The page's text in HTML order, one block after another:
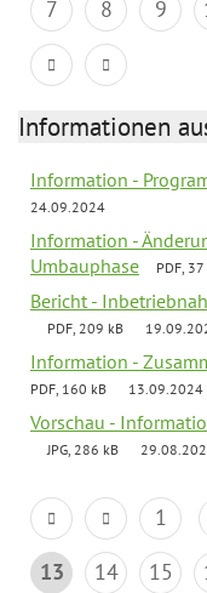
7
8 9
Informationen
Information -
24.09.2024
Information -
Umbauphase
PDF,
Bericht -
PDF, 209 kB
Information -
PDF, 160 kB 13.09.2024
Vorschau -
JPG, 286 kB
1
13
14 15